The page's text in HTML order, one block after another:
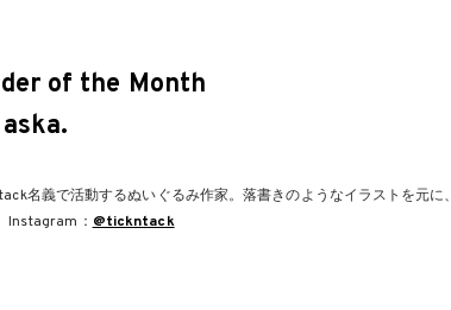
of the Month
aska.
名義で活動するぬいぐるみ作家。落書きのようなイラストを元に、
Instagram： @tickntack